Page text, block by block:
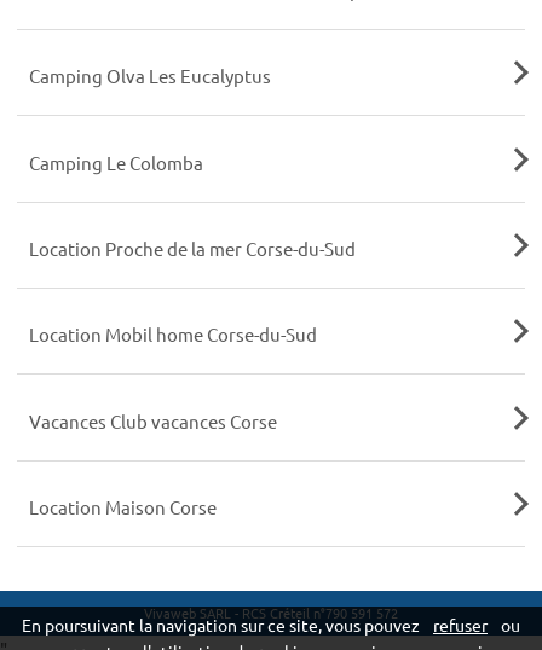
Camping Olva Les Eucalyptus
Camping Le Colomba
Location Proche de la mer Corse-du-Sud
Location Mobil home Corse-du-Sud
Vacances Club vacances Corse
Location Maison Corse
Vivaweb SARL - RCS Créteil n°790 591 572
En poursuivant la navigation sur ce site, vous pouvez refuser
ou